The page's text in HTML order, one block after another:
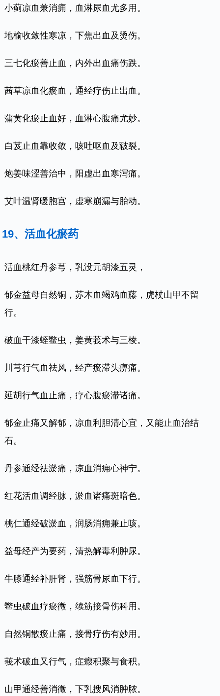
小蓟凉血兼消痈，血淋尿血尤多用。
地榆收敛性寒凉，下焦出血及烫伤。
三七化瘀善止血，内外出血痛伤跌。
茜草凉血化瘀血，通经疗伤止出血。
蒲黄化瘀止血好，血淋心腹痛尤妙。
白芨止血靠收敛，咳吐呕血及皲裂。
炮姜味涩善治中，阳虚出血寒泻痛。
艾叶温肾暖胞宫，虚寒崩漏与胎动。
19、活血化瘀药
活血桃红丹参芎，乳没元胡漆五灵，
郁金益母自然铜，苏木血竭鸡血藤，虎杖山甲不留
行。
破血干漆蛭鳖虫，姜黄莪术与三棱。
川芎行气血祛风，经产瘀滞头痹痛。
延胡行气血止痛，疗心腹瘀滞诸痛。
郁金止痛又解郁，凉血利胆清心宜，又能止血治结
石。
丹参通经祛淤痛，凉血消痈心神宁。
红花活血调经脉，淤血诸痛斑暗色。
桃仁通经破淤血，润肠消痈兼止咳。
益母经产为要药，清热解毒利肿尿。
牛膝通经补肝肾，强筋骨尿血下行。
鳖虫破血疗瘀徵，续筋接骨伤科用。
自然铜散瘀止痛，接骨疗伤有妙用。
莪术破血又行气，症瘕积聚与食积。
山甲通经善消徵，下乳搜风消肿脓。